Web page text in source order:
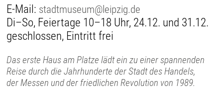
E-Mail: stadtmuseum@leipzig.de
Di–So, Feiertage 10–18 Uhr, 24.12. und 31.12.
geschlossen, Eintritt frei
Das erste Haus am Platze lädt ein zu einer spannenden
Reise durch die Jahrhunderte der Stadt des Handels,
der Messen und der friedlichen Revolution von 1989.